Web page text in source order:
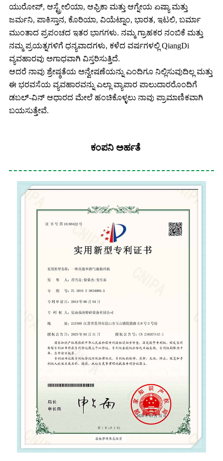
ಯುರೋಪ್, ಆಸ್ಟ್ರೇಲಿಯಾ, ಆಫ್ರಿಕಾ ಮತ್ತು ಆಗ್ನೇಯ ಏಷ್ಯಾ ಮತ್ತು
ಜರ್ಮನಿ, ಪಾಕಿಸ್ತಾನ, ಕೊರಿಯಾ, ವಿಯೆಟ್ನಾಂ, ಭಾರತ, ಇಟಲಿ, ಬರ್ಮಾ
ಮುಂತಾದ ಪ್ರಪಂಚದ ಇತರ ಭಾಗಗಳು. ನಮ್ಮ ಗ್ರಾಹಕರ ನಂಬಿಕೆ ಮತ್ತು
ನಮ್ಮ ಪ್ರಯತ್ನಗಳಿಗೆ ಧನ್ಯವಾದಗಳು, ಕಳೆದ ವರ್ಷಗಳಲ್ಲಿ QiangDi
ವ್ಯವಹಾರವು ಅಗಾಧವಾಗಿ ವಿಸ್ತರಿಸುತ್ತಿದೆ.
ಆದರೆ ನಾವು ಶ್ರೇಷ್ಠತೆಯ ಅನ್ವೇಷಣೆಯನ್ನು ಎಂದಿಗೂ ನಿಲ್ಲಿಸುವುದಿಲ್ಲ ಮತ್ತು
ಈ ಭರವಸೆಯ ವ್ಯವಹಾರವನ್ನು ಎಲ್ಲಾ ವ್ಯಾಪಾರ ಪಾಲುದಾರರೊಂದಿಗೆ
ಡಬಲ್-ವಿನ್ ಆಧಾರದ ಮೇಲೆ ಹಂಚಿಕೊಳ್ಳಲು ನಾವು ಪ್ರಾಮಾಣಿಕವಾಗಿ
ಬಯಸುತ್ತೇವೆ.
ಕಂಪನಿ ಅರ್ಹತೆ